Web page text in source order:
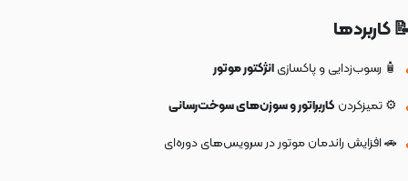
کاربردها
🧴 رسوب‌زدایی و پاکسازیانژکتور موتور
⚙️ تمیزکردن کاربراتور و سوزن‌های سوخت‌رسانی
🚗 افزایش راندمان موتور در سرویس‌های دوره‌ای